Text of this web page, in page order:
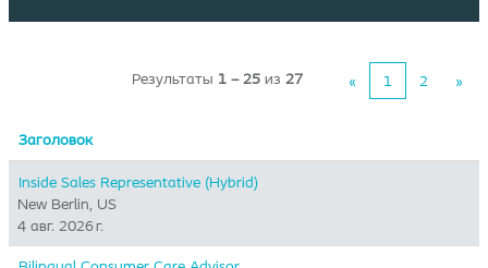
Результаты 1 – 25 из 27 « 1 2 »
Заголовок
Inside Sales Representative (Hybrid) ​
New Berlin, US
4 авг. 2026 г.